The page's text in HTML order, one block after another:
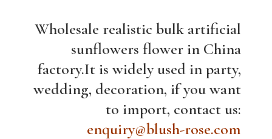
Wholesale realistic bulk artificial
sunflowers flower in China
factory.It is widely used in party,
wedding, decoration, if you want
to import, contact us:
enquiry@blush-rose.com